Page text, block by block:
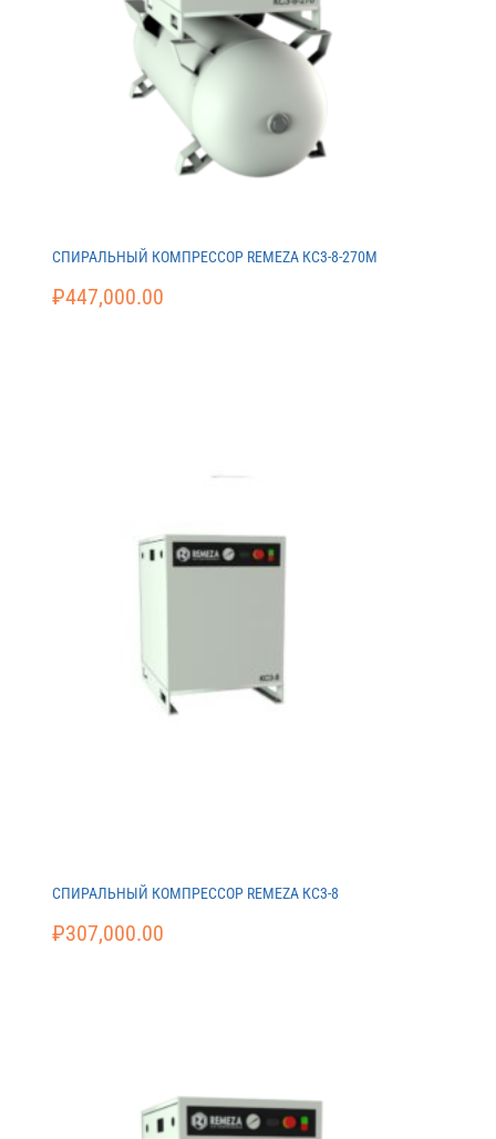
СПИРАЛЬНЫЙ КОМПРЕССОР REMEZA КС3-8-270М
₽447,000.00
СПИРАЛЬНЫЙ КОМПРЕССОР REMEZA КС3-8
₽307,000.00